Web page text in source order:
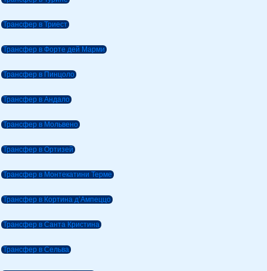
Трансфер в Триест
Трансфер в Форте дей Марми
Трансфер в Пинцоло
Трансфер в Андало
Трансфер в Мольвено
Трансфер в Ортизей
Трансфер в Монтекатини Терме
Трансфер в Кортина д’Ампеццо
Трансфер в Санта Кристина
Трансфер в Сельва